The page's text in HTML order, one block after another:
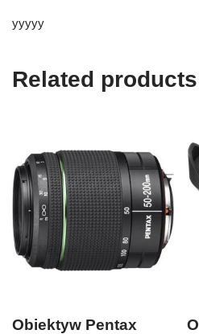
yyyyy
Related products
Obiektyw Pentax